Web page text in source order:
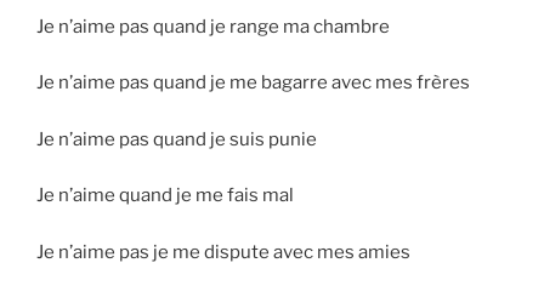
Je n’aime pas quand je range ma chambre
Je n’aime pas quand je me bagarre avec mes frères
Je n’aime pas quand je suis punie
Je n’aime quand je me fais mal
Je n’aime pas je me dispute avec mes amies